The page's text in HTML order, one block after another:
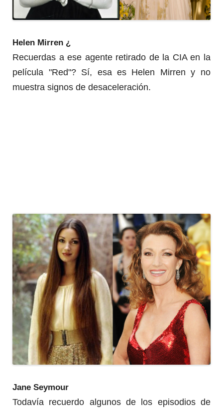
Helen Mirren ¿
Recuerdas a ese agente retirado de la CIA en la
película "Red"? Sí, esa es Helen Mirren y no
muestra signos de desaceleración.
Jane Seymour
Todavía recuerdo algunos de los episodios de